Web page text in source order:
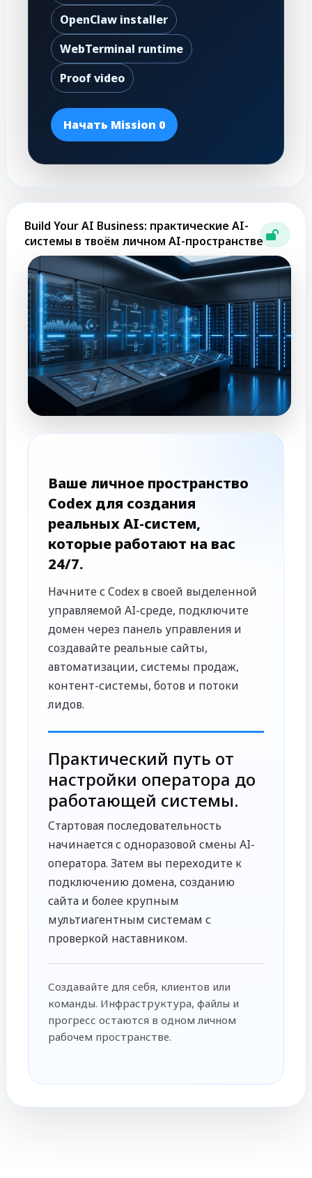
OpenClaw installer
WebTerminal runtime
Proof video
Начать Mission 0
Build Your AI Business: практические AI-
системы в твоём личном AI-пространстве
Ваше личное пространство
Codex для создания
реальных AI-систем,
которые работают на вас
24/7.
Начните с Codex в своей выделенной
управляемой AI-среде, подключите
домен через панель управления и
создавайте реальные сайты,
автоматизации, системы продаж,
контент-системы, ботов и потоки
лидов.
Практический путь от
настройки оператора до
работающей системы.
Стартовая последовательность
начинается с одноразовой смены AI-
оператора. Затем вы переходите к
подключению домена, созданию
сайта и более крупным
мультиагентным системам с
проверкой наставником.
Создавайте для себя, клиентов или
команды. Инфраструктура, файлы и
прогресс остаются в одном личном
рабочем пространстве.